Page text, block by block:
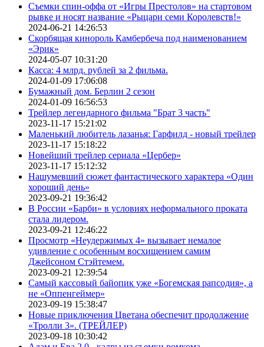
Съемки спин-оффа от «Игры Престолов» на стартовом
рывке и носят название «Рыцари семи Королевств!»
2024-06-21 14:26:53
Скорбящая кинороль Камбербеча под наименованием
«Эрик»
2024-05-07 10:31:20
Касса: 4 млрд. рублей за 2 фильма.
2024-01-09 17:06:08
Бумажный дом. Берлин 2 сезон
2024-01-09 16:56:53
Трейлер легендарного фильма "Брат 3 часть"
2023-11-17 15:21:02
Маленький любитель лазанья: Гарфилд - новый трейлер
2023-11-17 15:18:22
Новейший трейлер сериала «Цербер»
2023-11-17 15:12:32
Нашумевший сюжет фантастического характера «Один
хороший день»
2023-09-21 19:36:42
В России «Барби» в условиях неформального проката
стала лидером.
2023-09-21 12:46:22
Просмотр «Неудержимых 4» вызывает немалое
удивление с особенным восхищением самим
Джейсоном Стэйтемем.
2023-09-21 12:39:54
Самый кассовый байопик уже «Богемская рапсодия», а
не «Оппенгеймер»
2023-09-19 15:38:47
Новые приключения Цветана обеспечит продолжение
«Тролли 3». (ТРЕЙЛЕР)
2023-09-18 10:30:42